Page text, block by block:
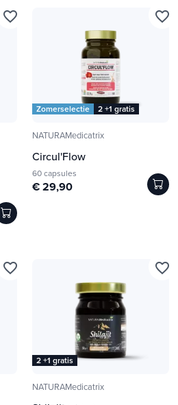
favorite_border
Zomerselectie 2 +1 gratis
NATURAMedicatrix
Circul'Flow
60 capsules
€ 29,90
favorite_border
favorite_border
2 +1 gratis
NATURAMedicatrix
favorite_border